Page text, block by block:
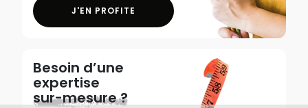
J'EN PROFITE
Besoin d’une
expertise
sur-mesure ?